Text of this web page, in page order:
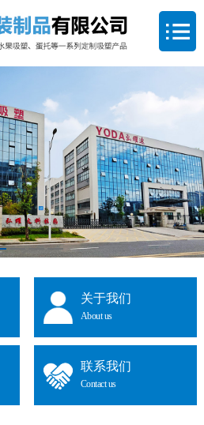
关于我们
About us
联系我们
Contact us